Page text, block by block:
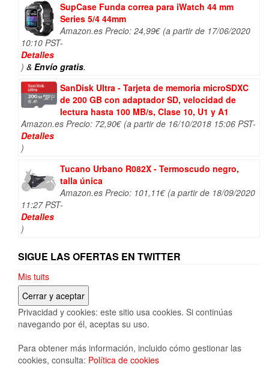
SupCase Funda correa para iWatch 44 mm
Series 5/4 44mm
Amazon.es Precio: 24,99€ (a partir de 17/06/2020
10:10 PST-
Detalles
) & Envío gratis.
SanDisk Ultra - Tarjeta de memoria microSDXC
de 200 GB con adaptador SD, velocidad de
lectura hasta 100 MB/s, Clase 10, U1 y A1
Amazon.es Precio: 72,90€ (a partir de 16/10/2018 15:06 PST-
Detalles
)
Tucano Urbano R082X - Termoscudo negro,
talla única
Amazon.es Precio: 101,11€ (a partir de 18/09/2020
11:27 PST-
Detalles
)
SIGUE LAS OFERTAS EN TWITTER
Mis tuits
Privacidad y cookies: este sitio usa cookies. Si continúas
navegando por él, aceptas su uso.
Para obtener más información, incluido cómo gestionar las
cookies, consulta: Política de cookies